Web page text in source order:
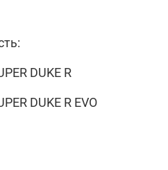
DUKE R
DUKE R EVO